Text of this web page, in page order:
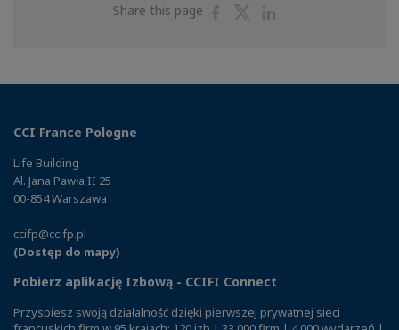
Share this page
ShareShare
CCI France Pologne
Life Building
Al. Jana Pawła II 25
00-854 Warszawa
ccifp@ccifp.pl
(Dostęp do mapy)
Pobierz aplikację Izbową - CCIFI Connect
Przyspiesz swoją działalność dzięki pierwszej prywatnej sieci